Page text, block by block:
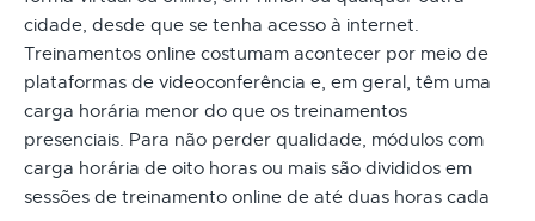
cidade, desde que se tenha acesso à internet.
Treinamentos online costumam acontecer por meio de
plataformas de videoconferência e, em geral, têm uma
carga horária menor do que os treinamentos
presenciais. Para não perder qualidade, módulos com
carga horária de oito horas ou mais são divididos em
sessões de treinamento online de até duas horas cada